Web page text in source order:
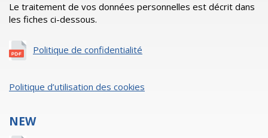
Le traitement de vos données personnelles est décrit dans
les fiches ci-dessous.
Politique de confidentialité
Politique d’utilisation des cookies
NEW